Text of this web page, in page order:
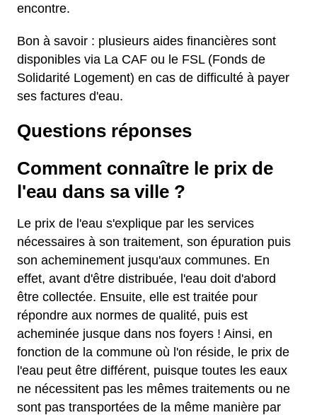
encontre.
Bon à savoir : plusieurs aides financières sont
disponibles via La CAF ou le FSL (Fonds de
Solidarité Logement) en cas de difficulté à payer
ses factures d'eau.
Questions réponses
Comment connaître le prix de
l'eau dans sa ville ?
Le prix de l'eau s'explique par les services
nécessaires à son traitement, son épuration puis
son acheminement jusqu'aux communes. En
effet, avant d'être distribuée, l'eau doit d'abord
être collectée. Ensuite, elle est traitée pour
répondre aux normes de qualité, puis est
acheminée jusque dans nos foyers ! Ainsi, en
fonction de la commune où l'on réside, le prix de
l'eau peut être différent, puisque toutes les eaux
ne nécessitent pas les mêmes traitements ou ne
sont pas transportées de la même manière par